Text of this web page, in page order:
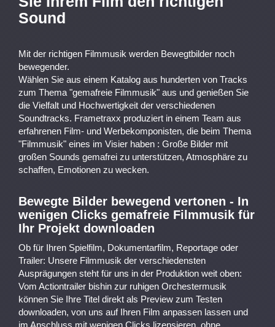
Sound
Mit der richtigen Filmmusik werden Bewegtbilder noch
bewegender.
Wählen Sie aus einem Katalog aus hunderten von Tracks
zum Thema "gemafreie Filmmusik" aus und genießen Sie
die Vielfalt und Hochwertigkeit der verschiedenen
Soundtracks. Frametraxx produziert in einem Team aus
erfahrenen Film- und Werbekomponisten, die beim Thema
"Filmmusik" eines im Visier haben : Große Bilder mit
großen Sounds gemafrei zu unterstützen, Atmosphäre zu
schaffen, Emotionen zu wecken.
Bewegte Bilder bewegend vertonen - In
wenigen Clicks gemafreie Filmmusik für
Ihr Projekt downloaden
Ob für Ihren Spielfilm, Dokumentarfilm, Reportage oder
Trailer: Unsere Filmmusik der verschiedensten
Ausprägungen steht für uns in der Produktion weit oben:
Vom Actiontrailer bishin zur ruhigen Orchestermusik
können Sie Ihre Titel direkt als Preview zum Testen
downloaden, von uns auf Ihren Film anpassen lassen und
im Anschluss mit wenigen Clicks lizensieren, ohne